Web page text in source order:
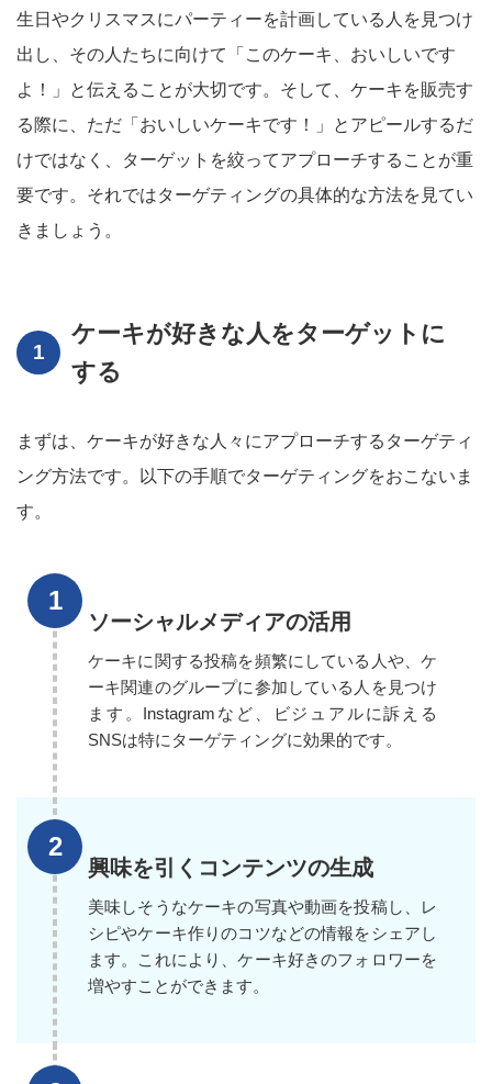
生日やクリスマスにパーティーを計画している人を見つけ
出し、その人たちに向けて「このケーキ、おいしいです
よ！」と伝えることが大切です。そして、ケーキを販売す
る際に、ただ「おいしいケーキです！」とアピールするだ
けではなく、ターゲットを絞ってアプローチすることが重
要です。それではターゲティングの具体的な方法を見てい
きましょう。
ケーキが好きな人をターゲットに
する
まずは、ケーキが好きな人々にアプローチするターゲティ
ング方法です。以下の手順でターゲティングをおこないま
す。
ソーシャルメディアの活用
ケーキに関する投稿を頻繁にしている人や、ケ
ーキ関連のグループに参加している人を見つけ
ます。Instagramなど、ビジュアルに訴える
SNSは特にターゲティングに効果的です。
興味を引くコンテンツの生成
美味しそうなケーキの写真や動画を投稿し、レ
シピやケーキ作りのコツなどの情報をシェアし
ます。これにより、ケーキ好きのフォロワーを
増やすことができます。